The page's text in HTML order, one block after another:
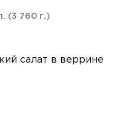
(3 760 г.)